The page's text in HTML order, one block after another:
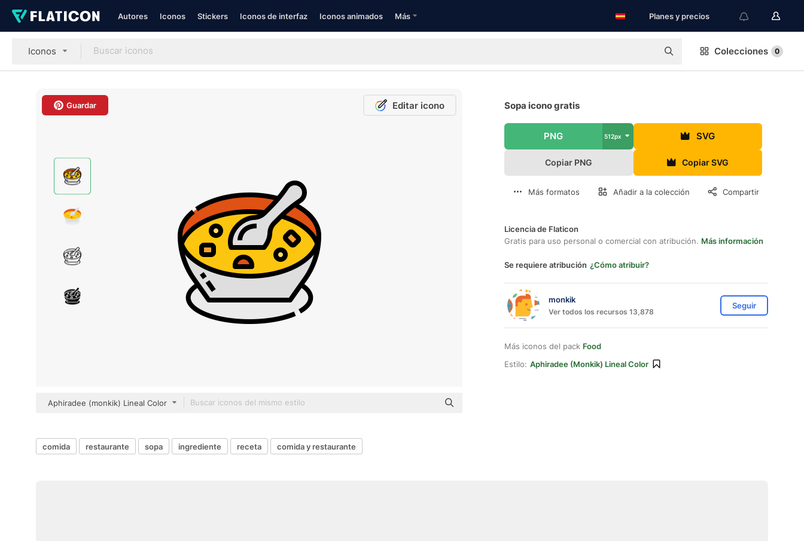
Autores Iconos Stickers Iconos de interfaz Iconos animados Más Planes y precios
Iconos Colecciones 0
Guardar Editar icono
Aphiradee (monkik) Lineal Color
Sopa icono gratis
PNG 512px SVG
Copiar PNG Copiar SVG
Más formatos Añadir a la colección Compartir
Licencia de Flaticon
Gratis para uso personal o comercial con atribución. Más información
Se requiere atribución ¿Cómo atribuir?
monkik
Ver todos los recursos 13,878
Seguir
Más iconos del pack Food
Estilo: Aphiradee (monkik) Lineal Color
comida restaurante sopa ingrediente receta comida y restaurante